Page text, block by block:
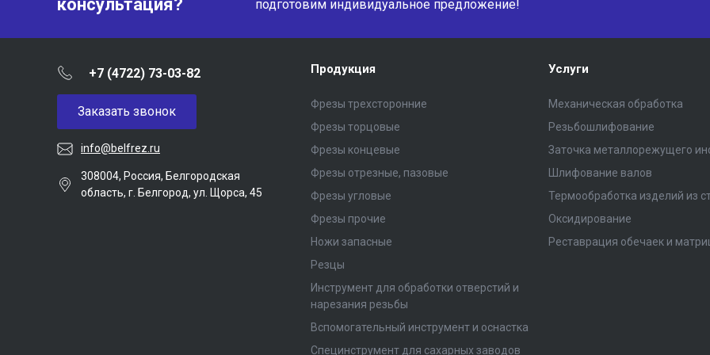
консультация?
подготовим индивидуальное предложение!
+7 (4722) 73-03-82
Заказать звонок
info@belfrez.ru
308004, Россия, Белгородская
область, г. Белгород, ул. Щорса, 45
Продукция
Фрезы трехсторонние
Фрезы торцовые
Фрезы концевые
Фрезы отрезные, пазовые
Фрезы угловые
Фрезы прочие
Ножи запасные
Резцы
Инструмент для обработки отверстий и
нарезания резьбы
Вспомогательный инструмент и оснастка
Специнструмент для сахарных заводов
Услуги
Механическая обработка
Резьбошлифование
Заточка металлорежущего
Шлифование валов
Термообработка изделий из
Оксидирование
Реставрация обечаек и